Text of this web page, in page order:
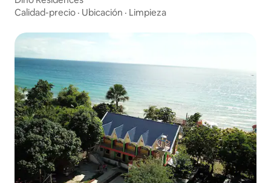
Calidad-precio · Ubicación · Limpieza